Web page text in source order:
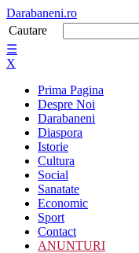
Darabaneni.ro
Cautare
☰
X
Prima Pagina
Despre Noi
Darabaneni
Diaspora
Istorie
Cultura
Social
Sanatate
Economic
Sport
Contact
ANUNTURI